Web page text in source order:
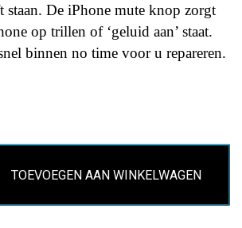
De iPhone mute knop zorgt
op trillen of ‘geluid aan’ staat.
binnen no time voor u repareren.
TOEVOEGEN AAN WINKELWAGEN